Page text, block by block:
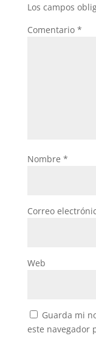
Los campos
Comentario *
Nombre *
Correo
Web
Guarda mi
este navegador